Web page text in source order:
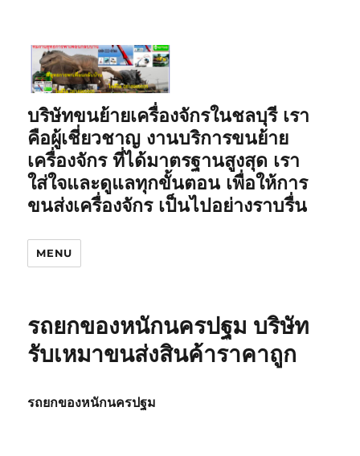
บริษัทขนย้ายเครื่องจักรในชลบุรี เรา
คือผู้เชี่ยวชาญ งานบริการขนย้าย
เครื่องจักร ที่ได้มาตรฐานสูงสุด เรา
ใส่ใจและดูแลทุกขั้นตอน เพื่อให้การ
ขนส่งเครื่องจักร เป็นไปอย่างราบรื่น
MENU
รถยกของหนักนครปฐม บริษัท
รับเหมาขนส่งสินค้าราคาถูก
รถยกของหนักนครปฐม